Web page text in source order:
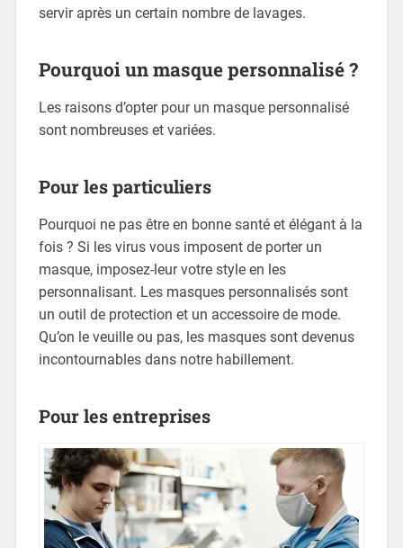
servir après un certain nombre de lavages.
Pourquoi un masque personnalisé ?
Les raisons d’opter pour un masque personnalisé
sont nombreuses et variées.
Pour les particuliers
Pourquoi ne pas être en bonne santé et élégant à la
fois ? Si les virus vous imposent de porter un
masque, imposez-leur votre style en les
personnalisant. Les masques personnalisés sont
un outil de protection et un accessoire de mode.
Qu’on le veuille ou pas, les masques sont devenus
incontournables dans notre habillement.
Pour les entreprises